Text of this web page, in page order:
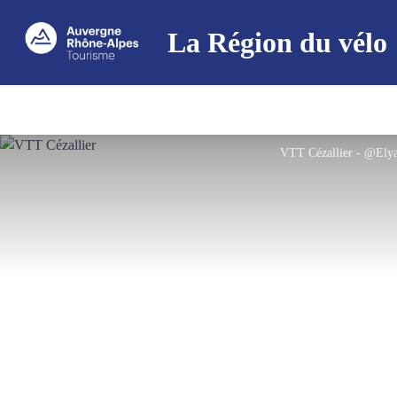
La Région du vélo
VTT Cézallier -